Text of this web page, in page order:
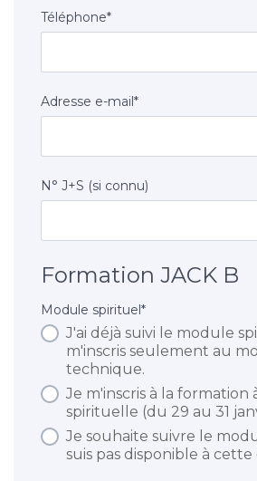
Téléphone*
Adresse e-mail*
N° J+S (si connu)
Formation JACK B
Module spirituel*
J'ai déjà suivi le module
m'inscris seulement au
technique.
Je m'inscris à la formation
spirituelle (du 29 au 31
Je souhaite suivre le
suis pas disponible à cette